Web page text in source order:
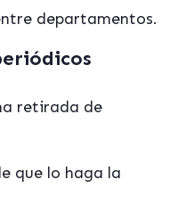
departamentos.
retirada de
que lo haga la